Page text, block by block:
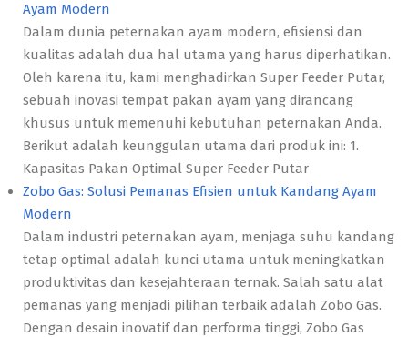
Ayam Modern
Dalam dunia peternakan ayam modern, efisiensi dan
kualitas adalah dua hal utama yang harus diperhatikan.
Oleh karena itu, kami menghadirkan Super Feeder Putar,
sebuah inovasi tempat pakan ayam yang dirancang
khusus untuk memenuhi kebutuhan peternakan Anda.
Berikut adalah keunggulan utama dari produk ini: 1.
Kapasitas Pakan Optimal Super Feeder Putar
Zobo Gas: Solusi Pemanas Efisien untuk Kandang Ayam
Modern
Dalam industri peternakan ayam, menjaga suhu kandang
tetap optimal adalah kunci utama untuk meningkatkan
produktivitas dan kesejahteraan ternak. Salah satu alat
pemanas yang menjadi pilihan terbaik adalah Zobo Gas.
Dengan desain inovatif dan performa tinggi, Zobo Gas